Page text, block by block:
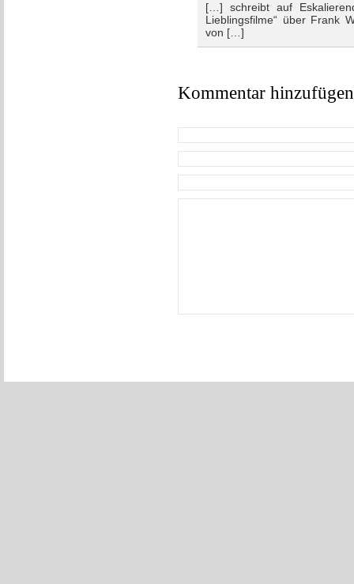
[…] schreibt auf
Lieblingsfilme“ über Frank
von […]
Kommentar hinzufügen